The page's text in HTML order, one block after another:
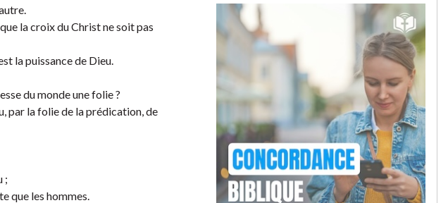
la croix du Christ ne soit pas
la puissance de Dieu.
du monde une folie ?
par la folie de la prédication, de
;
que les hommes.